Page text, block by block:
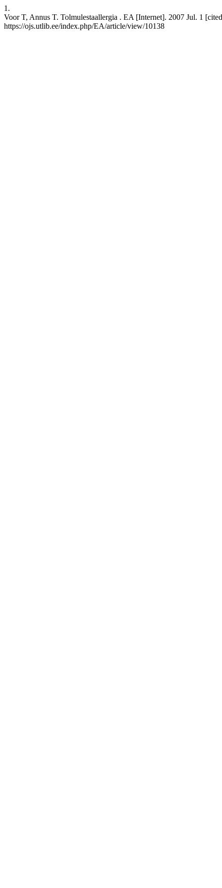
1.
Voor T, Annus T. Tolmulestaallergia . EA [Internet]. 2007 Jul. 1
https://ojs.utlib.ee/index.php/EA/article/view/10138